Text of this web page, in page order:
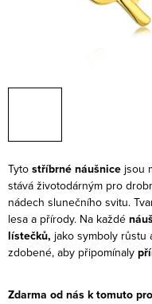
Tyto stříbrné náušnice jsou
stává životodárným pro
nádech slunečního svitu.
lesa a přírody. Na každé
lístečků, jako symboly růstu
zdobené, aby připomínaly
Zdarma od nás k tomuto